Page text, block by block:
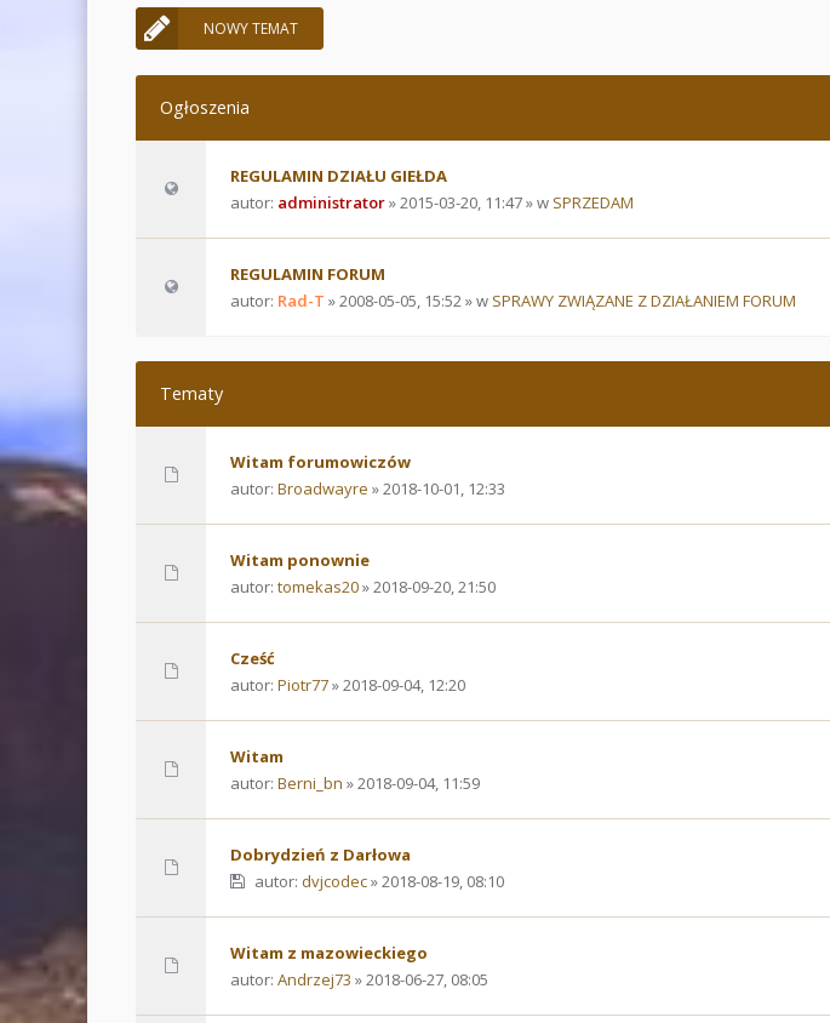
NOWY TEMAT
Ogłoszenia
REGULAMIN DZIAŁU GIEŁDA
autor: administrator» 2015-03-20, 11:47 » w SPRZEDAM
REGULAMIN FORUM
autor: Rad-T » 2008-05-05, 15:52 » w SPRAWY ZWIĄZANE Z DZIAŁANIEM FORUM
Tematy
Witam forumowiczów
autor: Broadwayre » 2018-10-01, 12:33
Witam ponownie
autor: tomekas20» 2018-09-20, 21:50
Cześć
autor: Piotr77» 2018-09-04, 12:20
Witam
autor: Berni_bn » 2018-09-04, 11:59
Dobrydzień z Darłowa
autor: dvjcodec» 2018-08-19, 08:10
Witam z mazowieckiego
autor: Andrzej73 » 2018-06-27, 08:05